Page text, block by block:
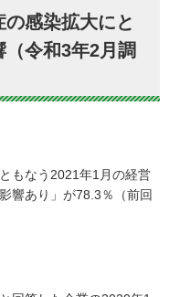
感染拡大にと
令和3年2月調
もなう2021年1月の経営
響あり」が78.3％（前回